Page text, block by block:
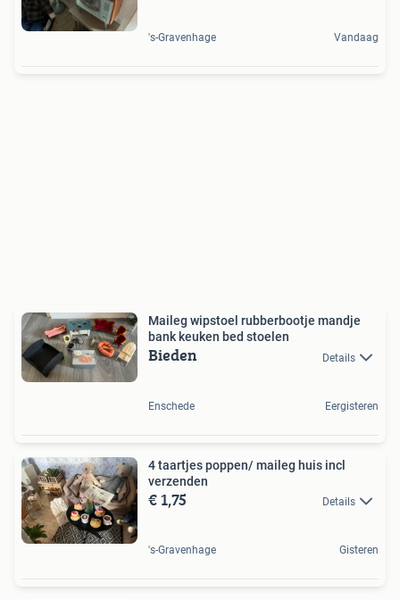
's-Gravenhage Vandaag
Maileg wipstoel rubberbootje mandje
bank keuken bed stoelen
Bieden Details
Enschede Eergisteren
4 taartjes poppen/ maileg huis incl
verzenden
€ 1,75 Details
's-Gravenhage Gisteren